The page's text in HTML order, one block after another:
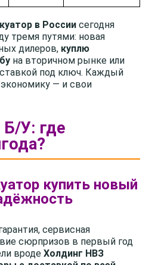
в России сегодня
тремя путями: новая
дилеров, куплю
на вторичном рынке или
под ключ. Каждый
— и свои
У: где
купить новый
сервисная
сюрпризов в первый год
вроде Холдинг НВЗ